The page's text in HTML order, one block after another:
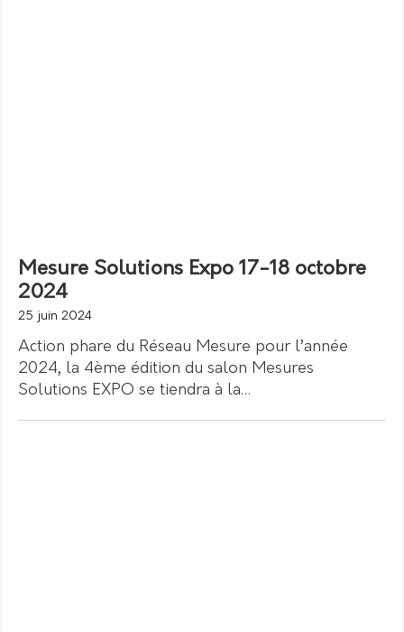
Mesure Solutions Expo 17-18 octobre
2024
25 juin 2024
Action phare du Réseau Mesure pour l’année
2024, la 4ème édition du salon Mesures
Solutions EXPO se tiendra à la…